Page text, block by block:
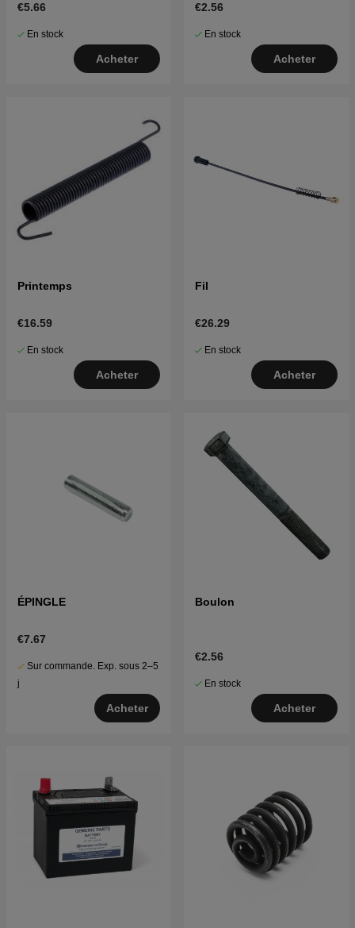
€5.66
En stock
Acheter
€2.56
En stock
Acheter
Printemps
€16.59
En stock
Acheter
Fil
€26.29
En stock
Acheter
ÉPINGLE
€7.67
Sur commande. Exp. sous 2–5
j
Acheter
Boulon
€2.56
En stock
Acheter